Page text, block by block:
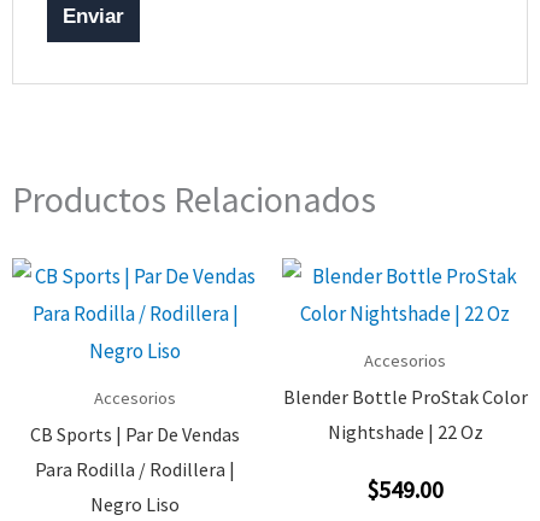
Productos Relacionados
Accesorios
CB Sports | Par De Vendas
Para Rodilla / Rodillera |
Negro Liso
Accesorios
Blender Bottle ProStak Color
Nightshade | 22 Oz
Valorado
$549.00